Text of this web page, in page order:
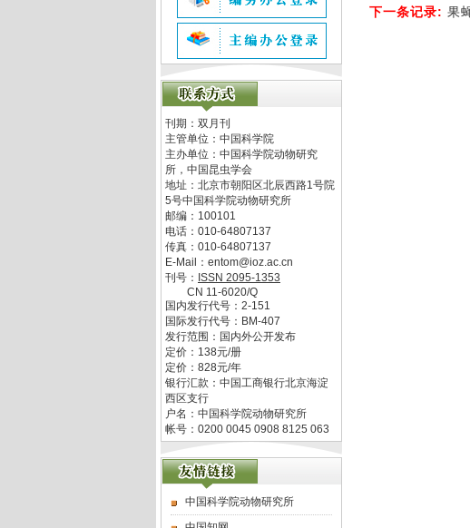
刊期：双月刊
主管单位： 中国科学院
主办单位： 中国科学院动物研究
所，中国昆虫学会
地址： 北京市朝阳区北辰西路1号院
5号中国科学院动物研究所
邮编： 100101
电话： 010-64807137
传真： 010-64807137
E-Mail： entom@ioz.ac.cn
刊号： ISSN 2095-1353
CN 11-6020/Q
国内发行代号： 2-151
国际发行代号： BM-407
发行范围：国内外公开发布
定价： 138元/册
定价： 828元/年
银行汇款：中国工商银行北京海淀
西区支行
户名：中国科学院动物研究所
帐号：0200 0045 0908 8125 063
中国科学院动物研究所
下一条记录: 果